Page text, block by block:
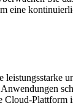
eine
leistungsstarke
Cloud-Plattform